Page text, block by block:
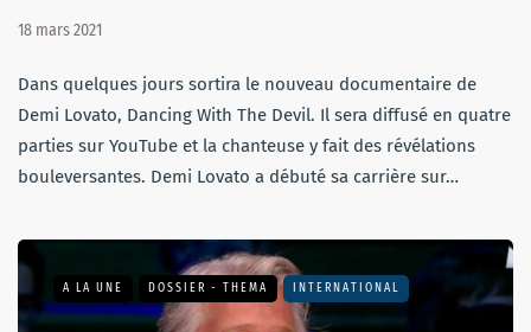
18 mars 2021
Dans quelques jours sortira le nouveau documentaire de
Demi Lovato, Dancing With The Devil. Il sera diffusé en quatre
parties sur YouTube et la chanteuse y fait des révélations
bouleversantes. Demi Lovato a débuté sa carrière sur…
A LA UNE DOSSIER - THEMA INTERNATIONAL